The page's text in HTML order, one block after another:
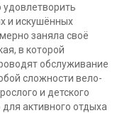
и искушённых
заняла своё
в которой
обслуживание
сложности вело-
и детского
активного отдыха